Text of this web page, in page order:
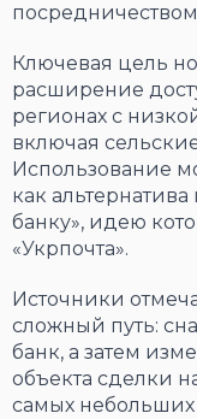
Ключевая цель
расширение
регионах с
включая
Использование
как
банку», идею
«Укрпочта».
Источники
сложный путь:
банк, а затем
объекта сделки
самых